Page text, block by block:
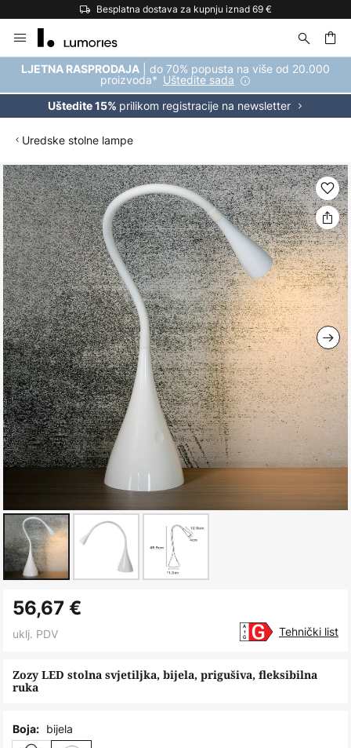
Besplatna dostava za kupnju iznad 69 €
to
Content
LJETNA RASPRODAJA | do 70% popusta na više od 20.000
proizvoda* Uštedite sada
Uštedite 15% prilikom registracije na newsletter
Uredske stolne lampe
Skip
to
the
end
of
the
images
gallery
to
the
of
the
gallery
Zozy LED stolna svjetiljka, bijela, prigušiva, fleksibilna
ruka
56,67 €
uklj. PDV Tehnički list
Boja: bijela